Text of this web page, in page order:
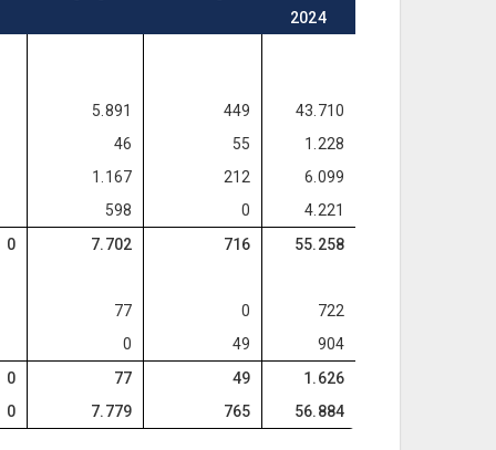
2024
5.891 449
43.710
46
55
1.228
1.167
212
6.099
598
0
4.221
0
7.702 716 55.258
77 0
722
0
49
904
0
77 49
1.626
0
7.779 765 56.884